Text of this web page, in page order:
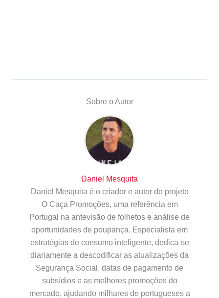
Sobre o Autor
Daniel Mesquita
Daniel Mesquita é o criador e autor do projeto
O Caça Promoções, uma referência em
Portugal na antevisão de folhetos e análise de
oportunidades de poupança. Especialista em
estratégias de consumo inteligente, dedica-se
diariamente a descodificar as atualizações da
Segurança Social, datas de pagamento de
subsídios e as melhores promoções do
mercado, ajudando milhares de portugueses a